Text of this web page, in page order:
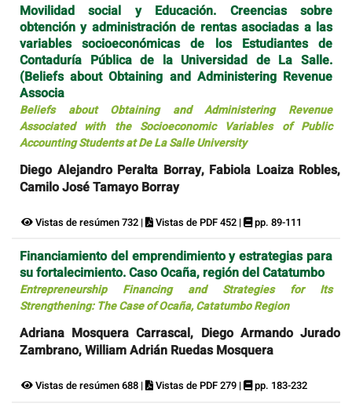
Movilidad social y Educación. Creencias sobre
obtención y administración de rentas asociadas a las
variables socioeconómicas de los Estudiantes de
Contaduría Pública de la Universidad de La Salle.
(Beliefs about Obtaining and Administering Revenue
Associa
Beliefs about Obtaining and Administering Revenue
Associated with the Socioeconomic Variables of Public
Accounting Students at De La Salle University
Diego Alejandro Peralta Borray, Fabiola Loaiza Robles,
Camilo José Tamayo Borray
Vistas de resúmen 732 | Vistas de PDF 452 | pp. 89-111
Financiamiento del emprendimiento y estrategias para
su fortalecimiento. Caso Ocaña, región del Catatumbo
Entrepreneurship Financing and Strategies for Its
Strengthening: The Case of Ocaña, Catatumbo Region
Adriana Mosquera Carrascal, Diego Armando Jurado
Zambrano, William Adrián Ruedas Mosquera
Vistas de resúmen 688 | Vistas de PDF 279 | pp. 183-232